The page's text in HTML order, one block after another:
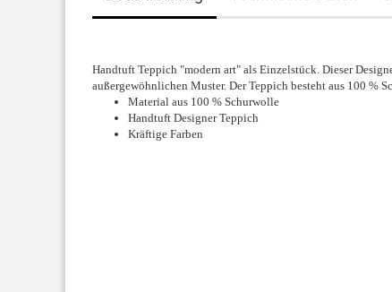
Handtuft Teppich "modern art" als Einzelstück. Dieser
außergewöhnlichen Muster. Der Teppich besteht aus 100 %
Material aus 100 % Schurwolle
Handtuft Designer Teppich
Kräftige Farben